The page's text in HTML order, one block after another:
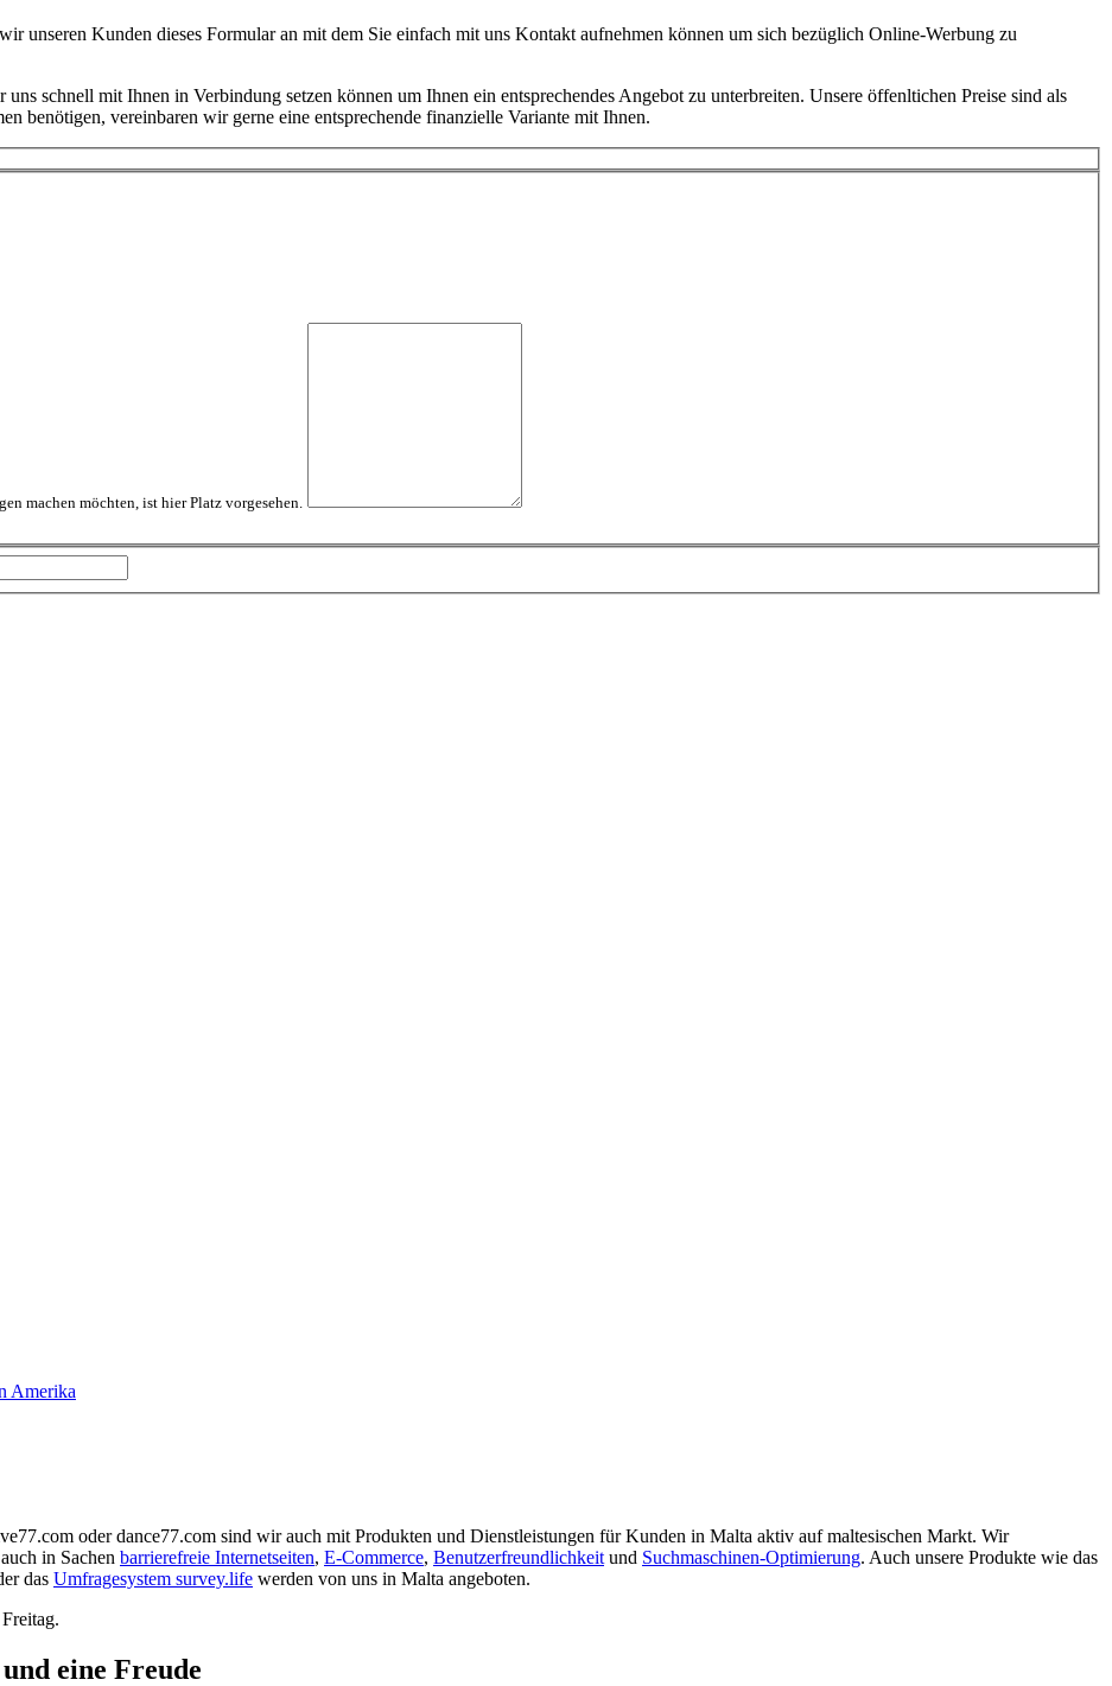
unseren Kunden dieses Formular an mit dem Sie einfach mit uns Kontakt aufnehmen können um sich bezüglich Online-Werbung zu
schnell mit Ihnen in Verbindung setzen können um Ihnen ein entsprechendes Angebot zu unterbreiten. Unsere öffenltichen Preise sind als
benötigen, vereinbaren wir gerne eine entsprechende finanzielle Variante mit Ihnen.
machen möchten, ist hier Platz vorgesehen.
Amerika
oder dance77.com sind wir auch mit Produkten und Dienstleistungen für Kunden in Malta aktiv auf maltesischen Markt. Wir
auch in Sachen barrierefreie Internetseiten, E-Commerce, Benutzerfreundlichkeit und Suchmaschinen-Optimierung. Auch unsere Produkte wie das
das Umfragesystem survey.life werden von uns in Malta angeboten.
eine Freude